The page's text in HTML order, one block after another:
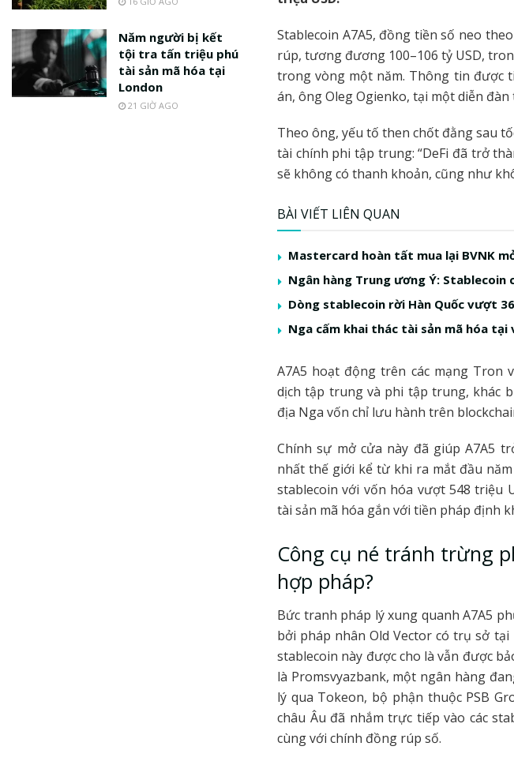
Stablecoin A7A5, đồng tiền số neo
rúp, tương đương 100–106 tỷ USD,
trong vòng một năm. Thông tin được
án, ông Oleg Ogienko, tại một diễn
Theo ông, yếu tố then chốt đằng sau
tài chính phi tập trung: “DeFi đã trở
sẽ không có thanh khoản, cũng như
BÀI VIẾT LIÊN QUAN
Mastercard hoàn tất mua lại BVNK
Ngân hàng Trung ương Ý:
Dòng stablecoin rời Hàn Quốc vượt
Nga cấm khai thác tài sản mã hóa tại
A7A5 hoạt động trên các mạng Tron
dịch tập trung và phi tập trung, khác
địa Nga vốn chỉ lưu hành trên
Chính sự mở cửa này đã giúp A7A5
nhất thế giới kể từ khi ra mắt đầu
stablecoin với vốn hóa vượt 548 triệu
tài sản mã hóa gắn với tiền pháp định
Công cụ né tránh trừng
hợp pháp?
Bức tranh pháp lý xung quanh A7A5
bởi pháp nhân Old Vector có trụ sở
stablecoin này được cho là vẫn được
là Promsvyazbank, một ngân hàng
lý qua Tokeon, bộ phận thuộc PSB
châu Âu đã nhắm trực tiếp vào các
cùng với chính đồng rúp số.
Năm người bị kết
tội tra tấn triệu phú
tài sản mã hóa tại
London
21 GIỜ AGO